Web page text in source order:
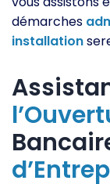
démarches
installation